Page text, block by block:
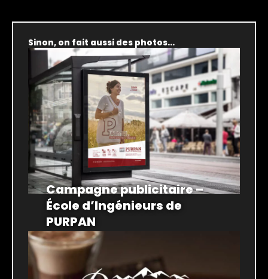
Sinon, on fait aussi des photos...
Campagne publicitaire –
École d’Ingénieurs de
PURPAN